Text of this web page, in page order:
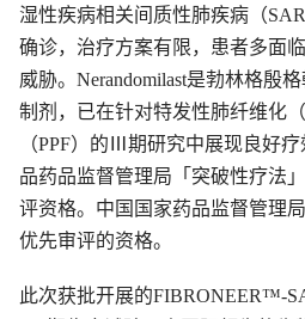
湿性疾病相关间质性肺疾病（
确诊，治疗方案有限，患者多面
威胁。Nerandomilast是勃林格殷
制剂，已在针对特发性肺纤维化
（PPF）的Ⅲ期研究中展现良好
品药品监督管理局「突破性疗法
评资格。中国国家药品监督管理
优先审评的资格。
此次获批开展的FIBRONEER™-